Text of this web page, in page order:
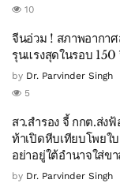
10
จีนอ่วม ! สภาพอากา
รุนแรงสุดในรอบ 150
by Dr. Parvinder Singh
5
สว.สำรอง จี้ กกต.ส่ง
ท้าเปิดหีบเทียบโพยใ
อย่าอยู่ใต้อำนาจใส่ข
by Dr. Parvinder Singh